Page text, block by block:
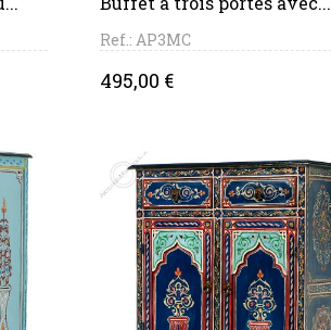
Ref.: AP3MC
Price
495,00 €